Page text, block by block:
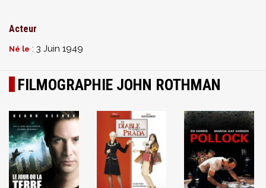
Acteur
Né le : 3 Juin 1949
FILMOGRAPHIE JOHN ROTHMAN